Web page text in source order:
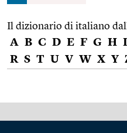
Il dizionario di italiano
A B C D E F G H I
R S T U V W X Y